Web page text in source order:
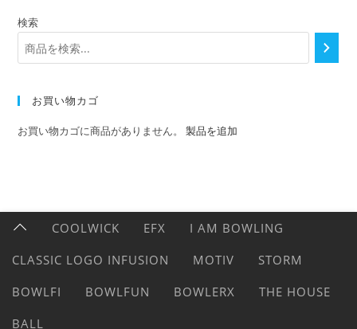
検索
お買い物カゴ
お買い物カゴに商品がありません。製品を追加
COOLWICK EFX
I AM BOWLING
CLASSIC LOGO INFUSION
MOTIV
STORM
BOWLFI
BOWLFUN BOWLERX
THE HOUSE
BALL